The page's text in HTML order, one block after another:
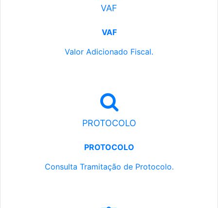
VAF
VAF
Valor Adicionado Fiscal.
PROTOCOLO
PROTOCOLO
Consulta Tramitação de Protocolo.